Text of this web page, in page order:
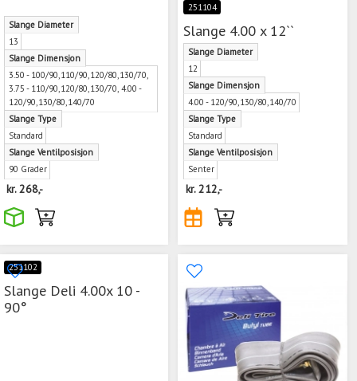
Slange Diameter
13
Slange Dimensjon
3.50 - 100/90,110/90,120/80,130/70,
3.75 - 110/90,120/80,130/70, 4.00 -
120/90,130/80,140/70
Slange Type
Standard
Slange Ventilposisjon
90 Grader
kr.268,-
251104
Slange 4.00 x 12``
Slange Diameter
12
Slange Dimensjon
4.00 - 120/90,130/80,140/70
Slange Type
Standard
Slange Ventilposisjon
Senter
kr.212,-
251102
Slange Deli 4.00x 10 -
90°